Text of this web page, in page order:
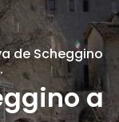
de Scheggino
a